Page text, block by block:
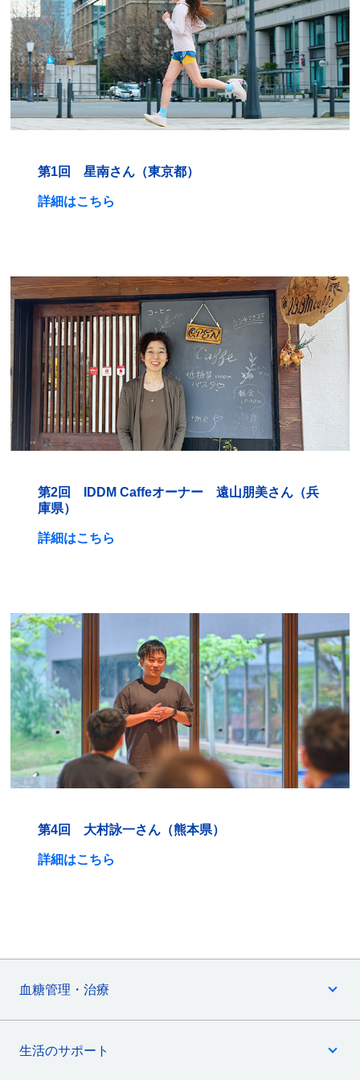
第1回 星南さん（東京都）
詳細はこちら
第2回 IDDM Caffeオーナー 遠山朋美さん（兵
庫県）
詳細はこちら
第4回 大村詠一さん（熊本県）
詳細はこちら
血糖管理・治療
生活のサポート